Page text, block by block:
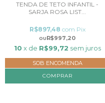
TENDA DE TETO INFANTIL -
SARJA ROSA LIST...
R$997,20
R$897,48 com Pix
10 x de R$99,72 sem juros
SOB ENCOMENDA
COMPRAR